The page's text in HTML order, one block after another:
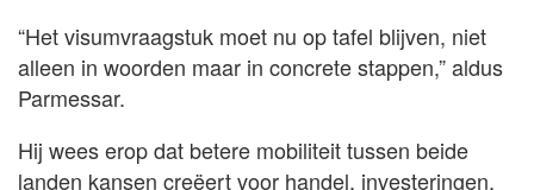
“Het visumvraagstuk moet nu op tafel blijven, niet
alleen in woorden maar in concrete stappen,” aldus
Parmessar.
Hij wees erop dat betere mobiliteit tussen beide
landen kansen creëert voor handel, investeringen,